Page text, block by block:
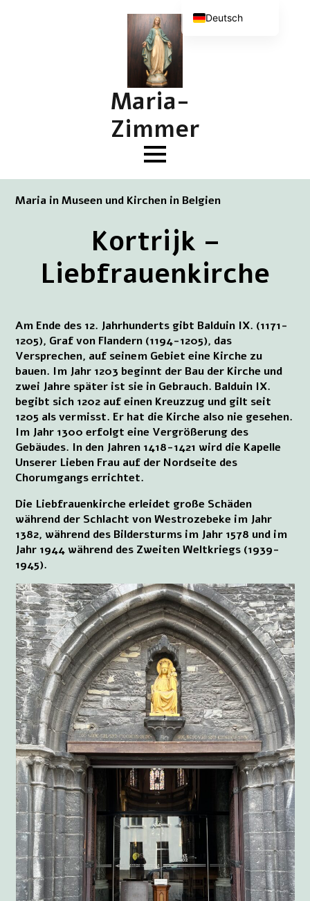
Maria-
Zimmer
Maria in Museen und Kirchen in Belgien
Kortrijk –
Liebfrauenkirche
Am Ende des 12. Jahrhunderts gibt Balduin IX. (1171-
1205), Graf von Flandern (1194-1205), das
Versprechen, auf seinem Gebiet eine Kirche zu
bauen. Im Jahr 1203 beginnt der Bau der Kirche und
zwei Jahre später ist sie in Gebrauch. Balduin IX.
begibt sich 1202 auf einen Kreuzzug und gilt seit
1205 als vermisst. Er hat die Kirche also nie gesehen.
Im Jahr 1300 erfolgt eine Vergrößerung des
Gebäudes. In den Jahren 1418-1421 wird die Kapelle
Unserer Lieben Frau auf der Nordseite des
Chorumgangs errichtet.
Die Liebfrauenkirche erleidet große Schäden
während der Schlacht von Westrozebeke im Jahr
1382, während des Bildersturms im Jahr 1578 und im
Jahr 1944 während des Zweiten Weltkriegs (1939-
1945).
Deutsch